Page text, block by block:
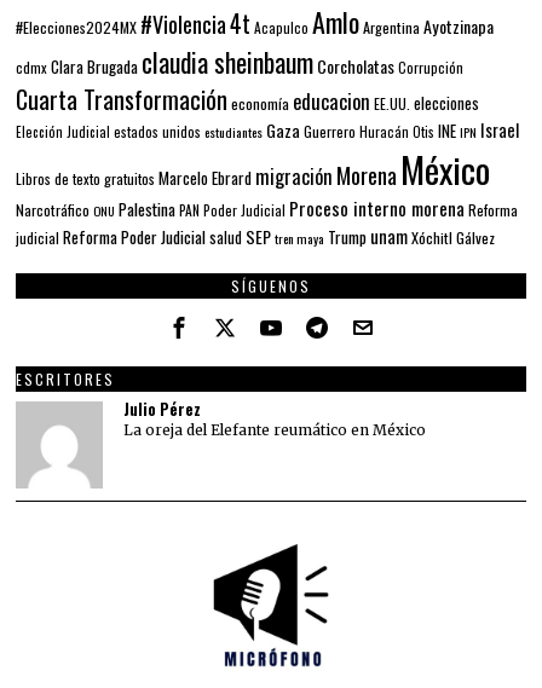
#Elecciones2024MX #Violencia4t Acapulco AmloArgentina Ayotzinapa
cdmx Clara Brugada claudia sheinbaumCorcholatas Corrupción
Cuarta Transformación economía educacion EE.UU. elecciones
Elección Judicial estados unidos estudiantes Gaza Guerrero Huracán Otis INE IPN Israel
Libros de texto gratuitos Marcelo Ebrard migración Morena México
Narcotráfico ONU Palestina PAN Poder Judicial Proceso interno morena Reforma
judicial Reforma Poder Judicialsalud SEP tren maya Trump unamXóchitl Gálvez
SÍGUENOS
ESCRITORES
Julio Pérez
La oreja del Elefante reumático en México